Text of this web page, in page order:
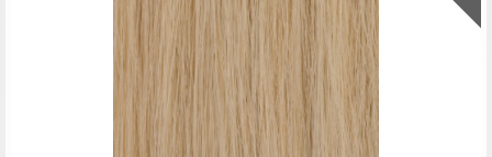
Microringar ca: 200st - Svarta